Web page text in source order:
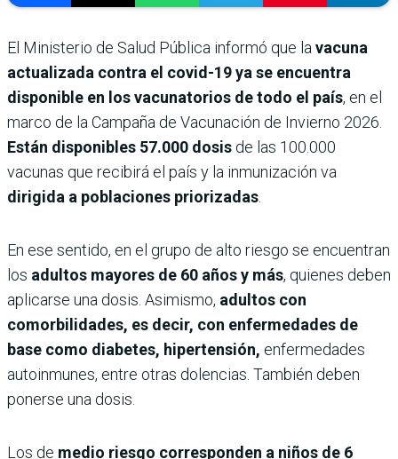
El Ministerio de Salud Pública informó que la vacuna
actualizada contra el covid-19 ya se encuentra
disponible en los vacunatorios de todo el país, en el
marco de la Campaña de Vacunación de Invierno 2026.
Están disponibles 57.000 dosis de las 100.000
vacunas que recibirá el país y la inmunización va
dirigida a poblaciones priorizadas
En ese sentido, en el grupo de alto riesgo se encuentran
los adultos mayores de 60 años y más, quienes deben
aplicarse una dosis. Asimismo, adultos con
comorbilidades, es decir, con enfermedades de
base como diabetes, hipertensión, enfermedades
autoinmunes, entre otras dolencias. También deben
ponerse una dosis.
Los de medio riesgo corresponden a niños de 6